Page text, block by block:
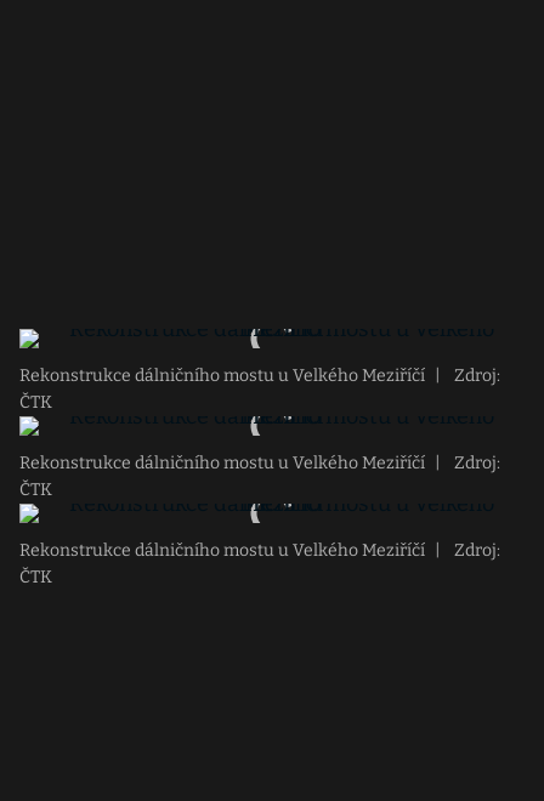
Rekonstrukce dálničního mostu u Velkého Meziříčí
Zdroj:
ČTK
Rekonstrukce dálničního mostu u Velkého Meziříčí
Zdroj:
ČTK
Rekonstrukce dálničního mostu u Velkého Meziříčí
Zdroj:
ČTK